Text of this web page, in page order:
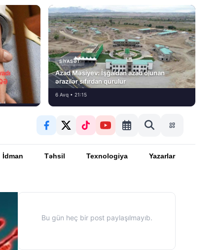
SIYASƏT
Azad Məsiyev: İşğaldan azad olunan
ərazilər sıfırdan qurulur
6 Avq • 21:15
İdman Təhsil Texnologiya Yazarlar
Bu gün heç bir post paylaşılmayıb.